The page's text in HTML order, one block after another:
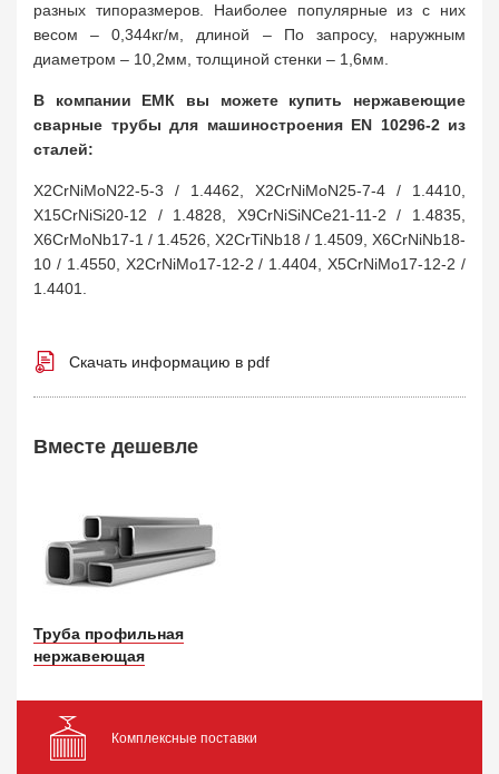
разных типоразмеров. Наиболее популярные из с них
весом – 0,344кг/м, длиной – По запросу, наружным
диаметром – 10,2мм, толщиной стенки – 1,6мм.
В компании ЕМК вы можете купить нержавеющие
сварные трубы для машиностроения EN 10296-2 из
сталей:
X2CrNiMoN22-5-3 / 1.4462, X2CrNiMoN25-7-4 / 1.4410,
X15CrNiSi20-12 / 1.4828, X9CrNiSiNCe21-11-2 / 1.4835,
X6CrMoNb17-1 / 1.4526, X2CrTiNb18 / 1.4509, X6CrNiNb18-
10 / 1.4550, X2CrNiMo17-12-2 / 1.4404, X5CrNiMo17-12-2 /
1.4401.
Скачать информацию в pdf
Вместе дешевле
Труба профильная
нержавеющая
Комплексные поставки